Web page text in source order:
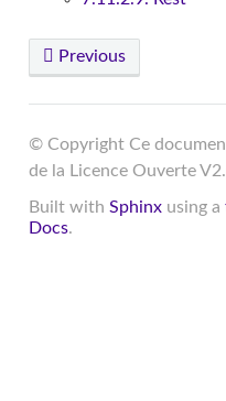
Previous
© Copyright Ce
de la Licence Ouverte
Built with Sphinxusing a
Docs.